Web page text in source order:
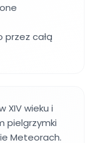
całą
XIV wieku i
pielgrzymki
Meteorach.